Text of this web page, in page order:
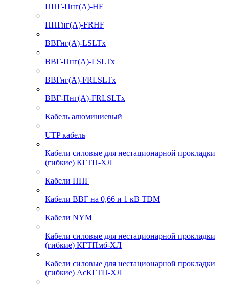
ППГ-Пнг(А)-HF
ППГнг(А)-FRHF
ВВГнг(А)-LSLTx
ВВГ-Пнг(А)-LSLTx
ВВГнг(А)-FRLSLTx
ВВГ-Пнг(А)-FRLSLTx
Кабель алюминиевый
UTP кабель
Кабели силовые для нестационарной прокладки
(гибкие) КГТП-ХЛ
Кабели ППГ
Кабели ВВГ на 0,66 и 1 кВ TDM
Кабели NYM
Кабели силовые для нестационарной прокладки
(гибкие) КГТПмб-ХЛ
Кабели силовые для нестационарной прокладки
(гибкие) АсКГТП-ХЛ